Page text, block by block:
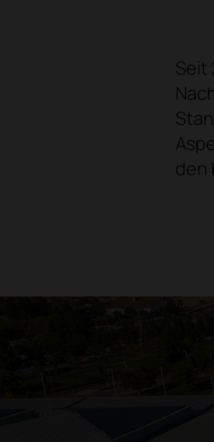
Seit
den